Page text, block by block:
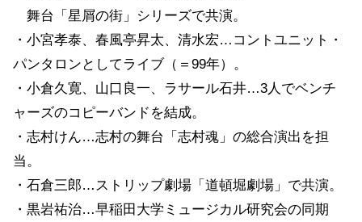
舞台「星屑の街」シリーズで共演。
・小宮孝泰、春風亭昇太、清水宏…コントユニット・
パンタロンとしてライブ（＝99年）。
・小倉久寛、山口良一、ラサール石井…3人でベンチ
ャーズのコピーバンドを結成。
・志村けん…志村の舞台「志村魂」の総合演出を担
当。
・石倉三郎…ストリップ劇場「道頓堀劇場」で共演。
・黒岩祐治…早稲田大学ミュージカル研究会の同期